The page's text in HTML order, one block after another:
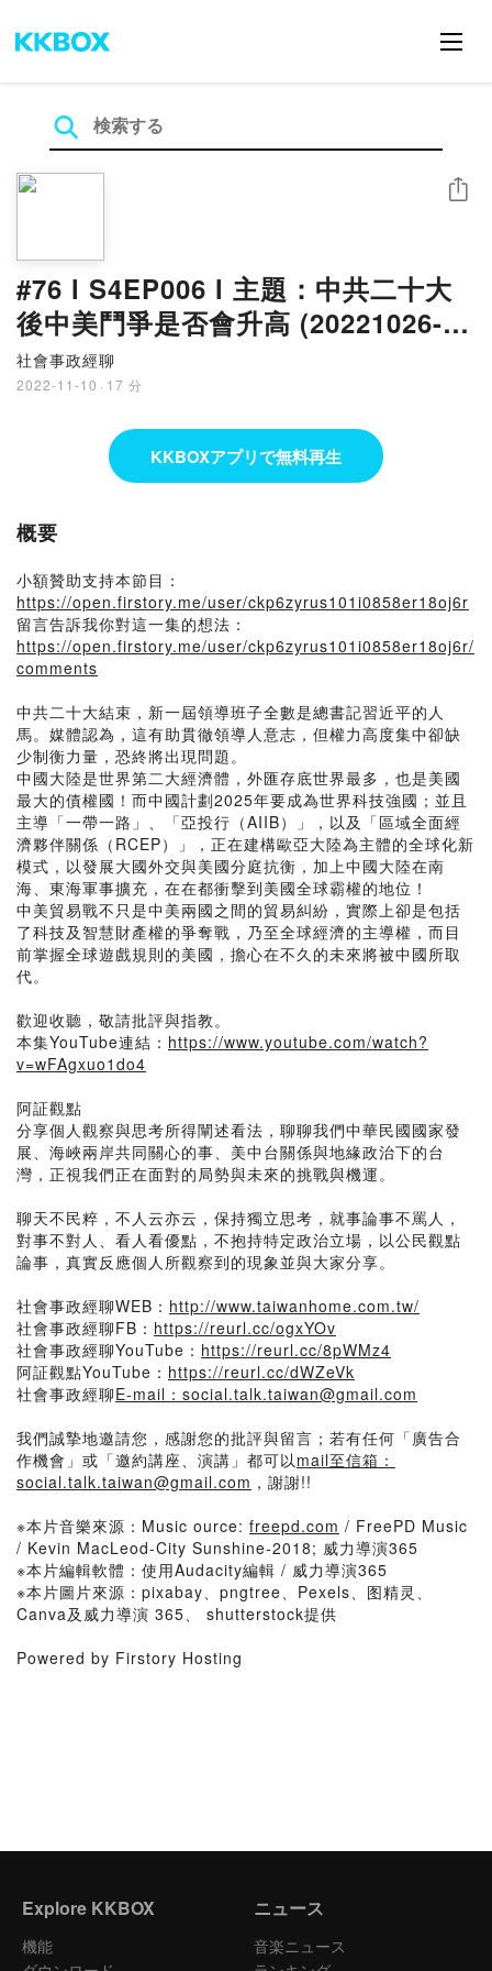
#76 l S4EP006 l 主題：中共二十大
後中美鬥爭是否會升高 (20221026-政
經聊-第76集)
社會事政經聊
2022-11-10 · 17 分
シェア
KKBOXアプリで無料再生
概要
小額贊助支持本節目：
https://open.firstory.me/user/ckp6zyrus101i0858er18oj6r
留言告訴我你對這一集的想法：
https://open.firstory.me/user/ckp6zyrus101i0858er18oj6r/
comments
中共二十大結束，新一屆領導班子全數是總書記習近平的人
馬。媒體認為，這有助貫徹領導人意志，但權力高度集中卻缺
少制衡力量，恐終將出現問題。
中國大陸是世界第二大經濟體，外匯存底世界最多，也是美國
最大的債權國！而中國計劃2025年要成為世界科技強國；並且
主導「一帶一路」、「亞投行（AIIB）」，以及「區域全面經
濟夥伴關係（RCEP）」，正在建構歐亞大陸為主體的全球化新
模式，以發展大國外交與美國分庭抗衡，加上中國大陸在南
海、東海軍事擴充，在在都衝擊到美國全球霸權的地位！
中美貿易戰不只是中美兩國之間的貿易糾紛，實際上卻是包括
了科技及智慧財產權的爭奪戰，乃至全球經濟的主導權，而目
前掌握全球遊戲規則的美國，擔心在不久的未來將被中國所取
代。
歡迎收聽，敬請批評與指教。
本集YouTube連結： https://www.youtube.com/watch?
v=wFAgxuo1do4
阿証觀點
分享個人觀察與思考所得闡述看法，聊聊我們中華民國國家發
展、海峽兩岸共同關心的事、美中台關係與地緣政治下的台
灣，正視我們正在面對的局勢與未來的挑戰與機運。
聊天不民粹，不人云亦云，保持獨立思考，就事論事不罵人，
對事不對人、看人看優點，不抱持特定政治立場，以公民觀點
論事，真實反應個人所觀察到的現象並與大家分享。
社會事政經聊WEB： http://www.taiwanhome.com.tw/
社會事政經聊FB： https://reurl.cc/ogxYOv
社會事政經聊YouTube： https://reurl.cc/8pWMz4
阿証觀點YouTube： https://reurl.cc/dWZeVk
社會事政經聊E-mail：social.talk.taiwan@gmail.com
我們誠摯地邀請您，感謝您的批評與留言；若有任何「廣告合
作機會」或「邀約講座、演講」都可以mail至信箱：
social.talk.taiwan@gmail.com ，謝謝!!
※本片音樂來源：Music ource: freepd.com / FreePD Music
/ Kevin MacLeod-City Sunshine-2018; 威力導演365
※本片編輯軟體：使用Audacity編輯 / 威力導演365
※本片圖片來源：pixabay、pngtree、Pexels、图精灵、
Canva及威力導演 365、 shutterstock提供
Powered by Firstory Hosting
Explore KKBOX
機能
ニュース
音楽ニュース